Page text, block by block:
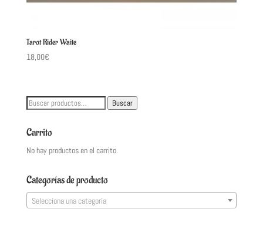
Tarot Rider Waite
18,00€
Buscar
Buscar
Carrito
No hay productos en el carrito.
Categorías de producto
Selecciona una categoría